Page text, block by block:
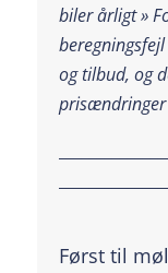
biler årligt »
beregningsfejl
og tilbud, og
prisændringer
Først til